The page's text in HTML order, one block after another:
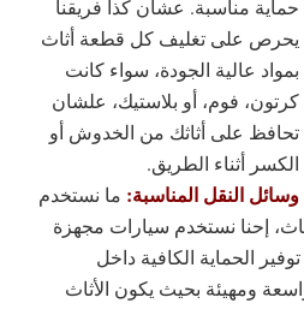
حماية مناسبة. عشان كذا فريقنا
يحرص على تغليف كل قطعة أثاث
بمواد عالية الجودة، سواء كانت
كرتون، فوم، أو بلاستيك، علشان
تحافظ على أثاثك من الخدوش أو
الكسر أثناء الطريق.
وسائل النقل المناسبة: ما نستخدم
إحنا نستخدم سيارات مجهزة
الحماية الكافية داخل
ومهيئة بحيث يكون الأثاث